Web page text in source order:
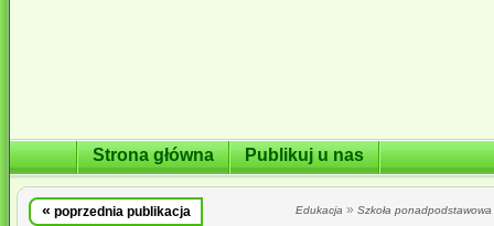
Strona główna Publikuj u nas
« poprzednia publikacja Edukacja » Szkoła ponadpodstawowa